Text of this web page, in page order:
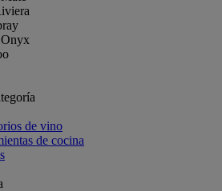
de vino
de cocina